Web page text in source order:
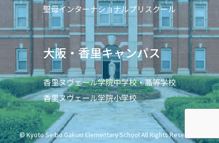
聖母インターナショナルプリスクール
大阪・香里キャンパス
香里ヌヴェール学院中学校・高等学校
香里ヌヴェール学院小学校
© Kyoto Seibo Gakuin Elementary School All Rights Reserved.